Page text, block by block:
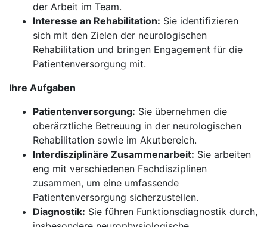
der Arbeit im Team.
Interesse an Rehabilitation: Sie identifizieren
sich mit den Zielen der neurologischen
Rehabilitation und bringen Engagement für die
Patientenversorgung mit.
Ihre Aufgaben
Patientenversorgung: Sie übernehmen die
oberärztliche Betreuung in der neurologischen
Rehabilitation sowie im Akutbereich.
Interdisziplinäre Zusammenarbeit: Sie arbeiten
eng mit verschiedenen Fachdisziplinen
zusammen, um eine umfassende
Patientenversorgung sicherzustellen.
Diagnostik: Sie führen Funktionsdiagnostik durch,